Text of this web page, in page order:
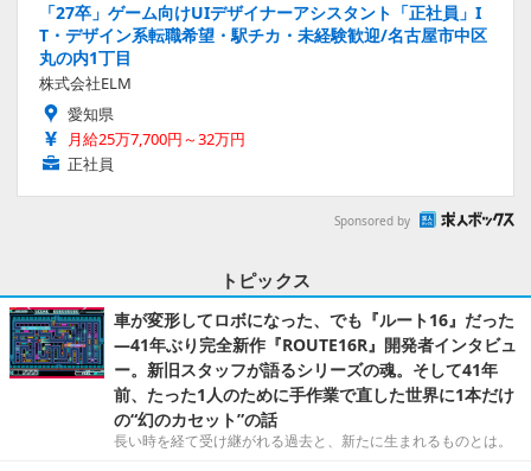
「27卒」ゲーム向けUIデザイナーアシスタント「正社員」I
T・デザイン系転職希望・駅チカ・未経験歓迎/名古屋市中区
丸の内1丁目
株式会社ELM
愛知県
月給25万7,700円～32万円
正社員
Sponsored by
トピックス
車が変形してロボになった、でも『ルート16』だった
―41年ぶり完全新作『ROUTE16R』開発者インタビュ
ー。新旧スタッフが語るシリーズの魂。そして41年
前、たった1人のために手作業で直した世界に1本だけ
の“幻のカセット”の話
長い時を経て受け継がれる過去と、新たに生まれるものとは。